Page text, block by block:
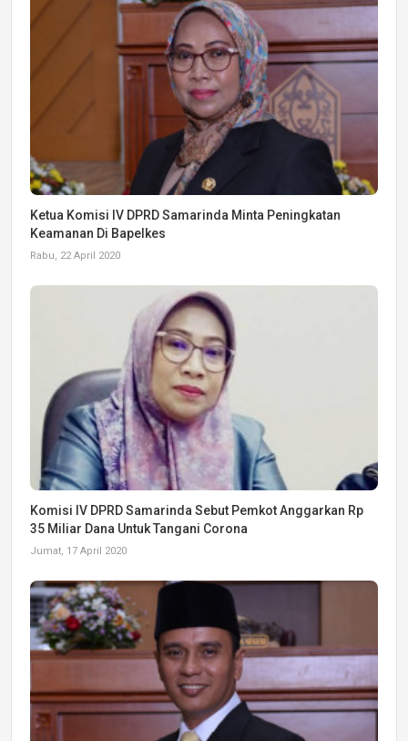
Ketua Komisi IV DPRD Samarinda Minta Peningkatan
Keamanan Di Bapelkes
Rabu, 22 April 2020
Komisi IV DPRD Samarinda Sebut Pemkot Anggarkan Rp
35 Miliar Dana Untuk Tangani Corona
Jumat, 17 April 2020